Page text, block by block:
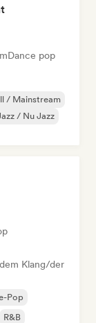
Dance pop
/ Mainstream
/ Nu Jazz
Klang/der
Pop
R&B